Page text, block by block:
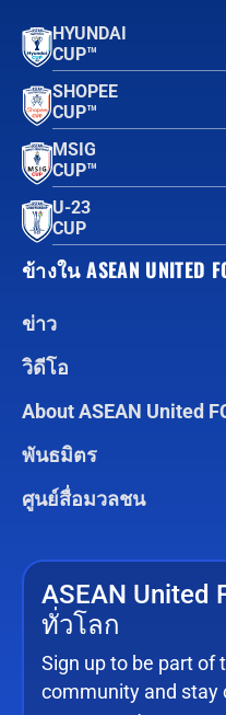
HYUNDAI
CUP™
SHOPEE
CUP™
MSIG
CUP™
U-23
CUP
ข้างใน ASEAN UNITED
ข่าว
วิดีโอ
About ASEAN United
พันธมิตร
ศูนย์สื่อมวลชน
ASEAN
ทั่วโลก
Sign up to be part of
community and stay